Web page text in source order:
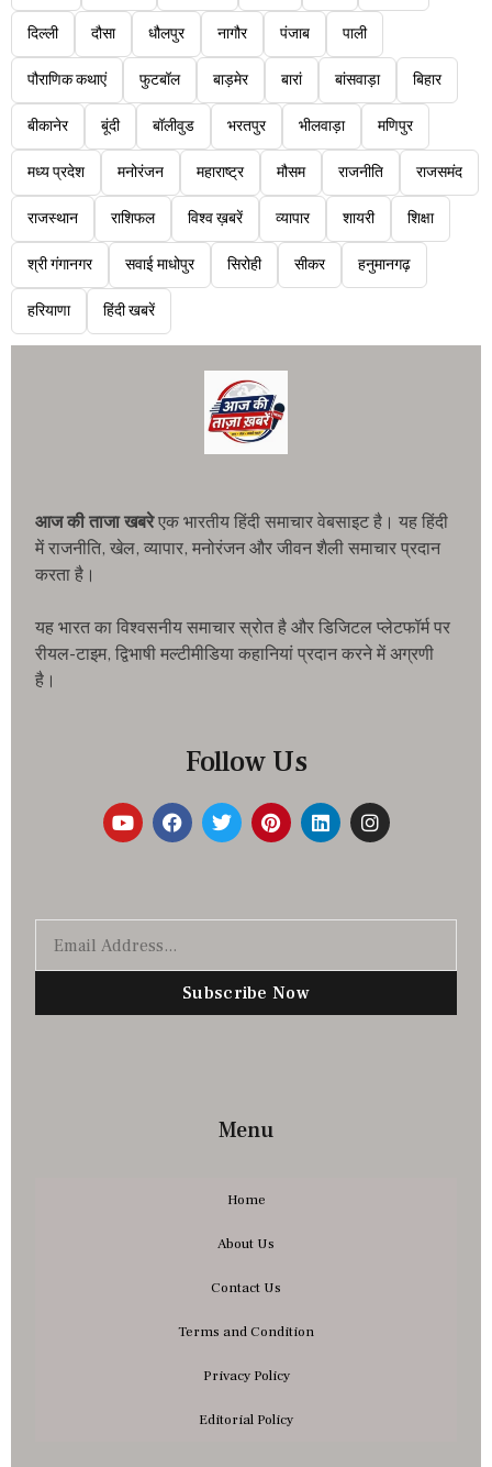
दिल्ली दौसा धौलपुर नागौर पंजाब पाली
पौराणिक कथाएं फुटबॉल बाड़मेर बारां बांसवाड़ा बिहार
बीकानेर बूंदी बॉलीवुड भरतपुर भीलवाड़ा मणिपुर
मध्य प्रदेश मनोरंजन महाराष्ट्र मौसम राजनीति राजसमंद
राजस्थान राशिफल विश्व ख़बरें व्यापार शायरी शिक्षा
श्री गंगानगर सवाई माधोपुर सिरोही सीकर हनुमानगढ़
हरियाणा हिंदी खबरें
आज की ताजा खबरेएक भारतीय हिंदी समाचार वेबसाइट है। यह हिंदी
में राजनीति, खेल, व्यापार, मनोरंजन और जीवन शैली समाचार प्रदान
करता है।
यह भारत का विश्वसनीय समाचार स्रोत है और डिजिटल प्लेटफॉर्म पर
रीयल-टाइम, द्विभाषी मल्टीमीडिया कहानियां प्रदान करने में अग्रणी
है।
Follow Us
Subscribe Now
Menu
Home
About Us
Contact Us
Terms and Condition
Privacy Policy
Editorial Policy